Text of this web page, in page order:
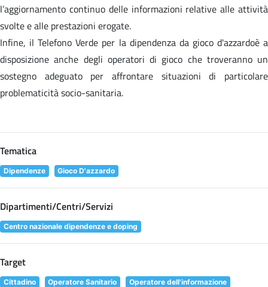
l’aggiornamento continuo delle informazioni relative alle attività
svolte e alle prestazioni erogate.
Infine, il Telefono Verde per la dipendenza da gioco d'azzardoè a
disposizione anche degli operatori di gioco che troveranno un
sostegno adeguato per affrontare situazioni di particolare
problematicità socio-sanitaria.
Tematica
Dipendenze Gioco D'azzardo
Dipartimenti/Centri/Servizi
Centro nazionale dipendenze e doping
Target
Cittadino Operatore Sanitario Operatore dell'informazione